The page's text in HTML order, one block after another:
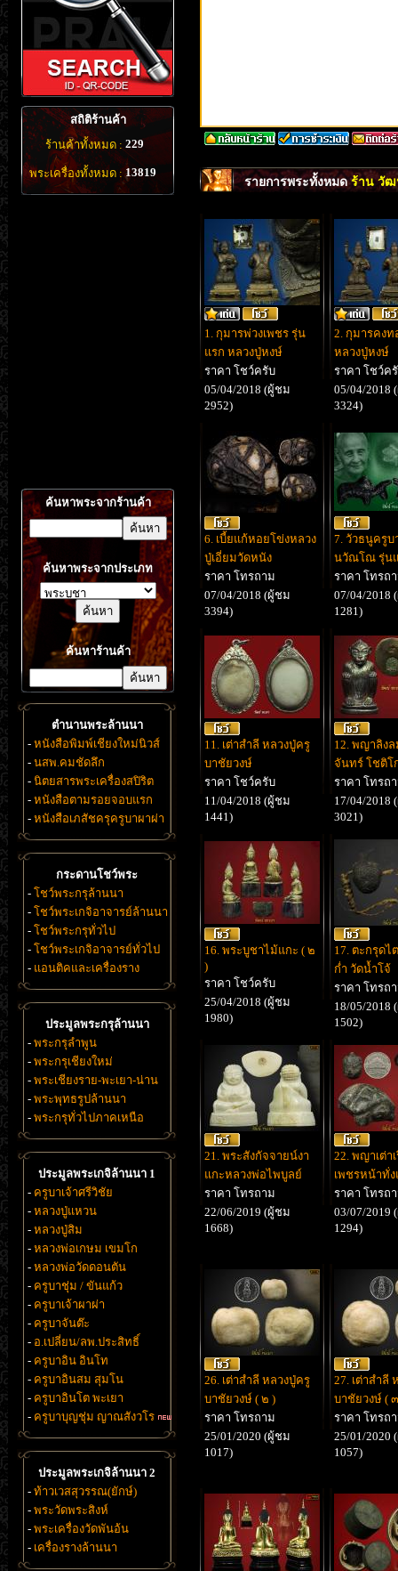
สถิติร้านค้า
ร้านค้าทั้งหมด : 229
พระเครื่องทั้งหมด : 13819
ค้นหาพระจากร้านค้า
ค้นหาพระจากประเภท
ค้นหาร้านค้า
ตำนานพระล้านนา
- หนังสือพิมพ์เชียงใหม่นิวส์
- นสพ.คมชัดลึก
- นิตยสารพระเครื่องสปิริต
- หนังสือตามรอยจอบแรก
- หนังสือเภสัชครุครูบาผาผ่า
กระดานโชว์พระ
- โชว์พระกรุล้านนา
- โชว์พระเกจิอาจารย์ล้านนา
- โชว์พระกรุทั่วไป
- โชว์พระเกจิอาจารย์ทั่วไป
- แอนติคและเครื่องราง
ประมูลพระกรุล้านนา
- พระกรุลำพูน
- พระกรุเชียงใหม่
- พระเชียงราย-พะเยา-น่าน
- พระพุทธรูปล้านนา
- พระกรุทั่วไปภาคเหนือ
ประมูลพระเกจิล้านนา 1
- ครูบาเจ้าศรีวิชัย
- หลวงปู่แหวน
- หลวงปู่สิม
- หลวงพ่อเกษม เขมโก
- หลวงพ่อวัดดอนตัน
- ครูบาชุ่ม / ขันแก้ว
- ครูบาเจ้าผาผ่า
- ครูบาจันต๊ะ
- อ.เปลี่ยน/ลพ.ประสิทธิ์
- ครูบาอิน อินโท
- ครูบาอินสม สุมโน
- ครูบาอินโต พะเยา
- ครูบาบุญชุ่ม ญาณสังวโร
ประมูลพระเกจิล้านนา 2
- ท้าวเวสสุวรรณ(ยักษ์)
- พระวัดพระสิงห์
- พระเครื่องวัดพันอ้น
- เครื่องรางล้านนา
รายการพระทั้งหมดร้าน วัฒ
1. กุมารพ่วงเพชร รุ่น
แรก หลวงปู่หงษ์
ราคา โชว์ครับ
05/04/2018 (ผู้ชม
2952)
2. กุมารคงท
หลวงปู่หงษ์
ราคา โชว์ค
05/04/2018
3324)
6. เบี้ยแก้หอยโข่งหลวง
ปู่เอี่ยมวัดหนัง
ราคา โทรถาม
07/04/2018 (ผู้ชม
3394)
7. วัวธนูครูบ
นวัณโณ รุ่น
ราคา โทรถ
07/04/2018
1281)
11. เต่าสำลี หลวงปู่ครู
บาชัยวงษ์
ราคา โชว์ครับ
11/04/2018 (ผู้ชม
1441)
12. พญาลิง
จันทร์ โชติโ
ราคา โทรถ
17/04/2018
3021)
16. พระบูชาไม้แกะ ( ๒
)
ราคา โชว์ครับ
25/04/2018 (ผู้ชม
1980)
17. ตะกรุดไ
ก่ำ วัดน้ำโจ้
ราคา โทรถ
18/05/2018
1502)
21. พระสังกัจจายน์งา
แกะหลวงพ่อไพบูลย์
ราคา โทรถาม
22/06/2019 (ผู้ชม
1668)
22. พญาเต่า
เพชรหน้าทั่ง
ราคา โทรถ
03/07/2019
1294)
26. เต่าสำลี หลวงปู่ครู
บาชัยวงษ์ ( ๒ )
ราคา โทรถาม
25/01/2020 (ผู้ชม
1017)
27. เต่าสำลี
บาชัยวงษ์ (
ราคา โทรถ
25/01/2020
1057)